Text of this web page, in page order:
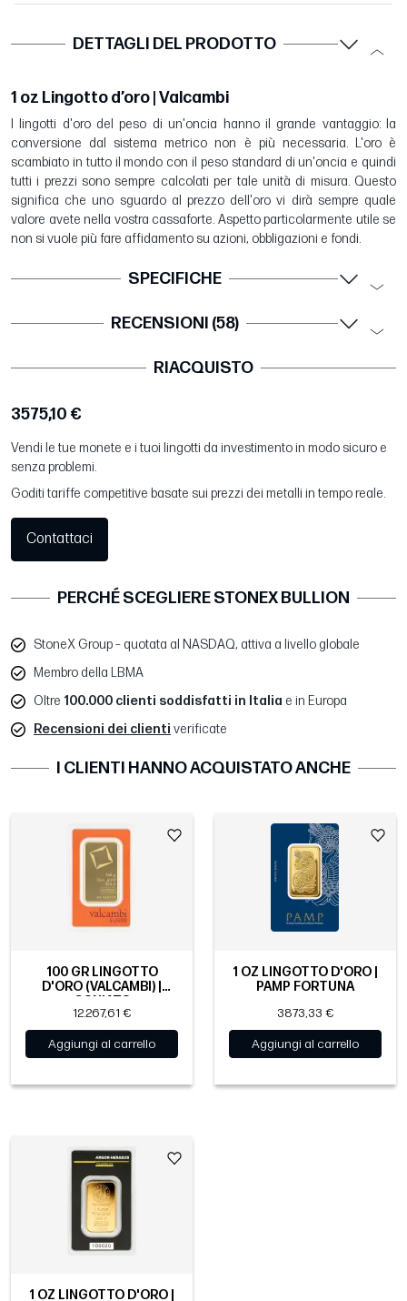
DETTAGLI DEL PRODOTTO
1 oz Lingotto d’oro | Valcambi
I lingotti d'oro del peso di un'oncia hanno il grande vantaggio: la
conversione dal sistema metrico non è più necessaria. L'oro è
scambiato in tutto il mondo con il peso standard di un'oncia e quindi
tutti i prezzi sono sempre calcolati per tale unità di misura. Questo
significa che uno sguardo al prezzo dell'oro vi dirà sempre quale
valore avete nella vostra cassaforte. Aspetto particolarmente utile se
non si vuole più fare affidamento su azioni, obbligazioni e fondi.
SPECIFICHE
RECENSIONI (58)
RIACQUISTO
3575,10 €
Vendi le tue monete e i tuoi lingotti da investimento in modo sicuro e
senza problemi.
Goditi tariffe competitive basate sui prezzi dei metalli in tempo reale.
Contattaci
PERCHÉ SCEGLIERE STONEX BULLION
StoneX Group – quotata al NASDAQ, attiva a livello globale
Membro della LBMA
Oltre 100.000 clienti soddisfatti in Italia e in Europa
Recensioni dei clienti verificate
I CLIENTI HANNO ACQUISTATO ANCHE
100 GR LINGOTTO
D'ORO (VALCAMBI) |
12.267,61 €
Aggiungi al carrello
1 OZ LINGOTTO D'ORO |
PAMP FORTUNA
3873,33 €
Aggiungi al carrello
1 OZ LINGOTTO D'ORO |